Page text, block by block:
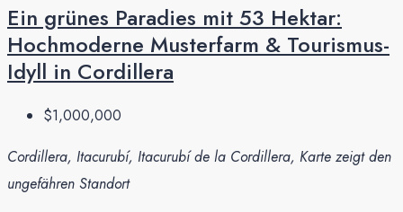
Ein grünes Paradies mit 53 Hektar:
Hochmoderne Musterfarm & Tourismus-
Idyll in Cordillera
$1,000,000
Cordillera, Itacurubí, Itacurubí de la Cordillera, Karte zeigt den
ungefähren Standort